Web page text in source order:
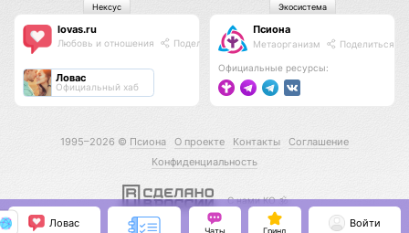
lovas.ru
Любовь и отношения Поделиться
Ловас
Официальный хаб
Нексус
Псиона
Метаорганизм Поделиться
Официальные ресурсы:
Экосистема
1995–2026 © Псиона О проекте Контакты
Соглашение
Конфиденциальность
С нами КО 🕉️
Ловас
Чаты Гринд
Войти